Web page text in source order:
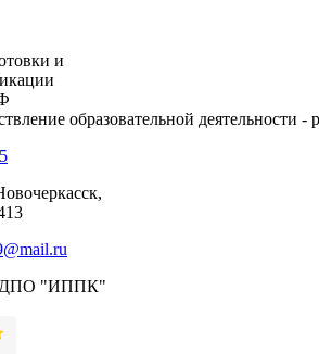
и
образовательной деятельности
ДПО "ИППК"